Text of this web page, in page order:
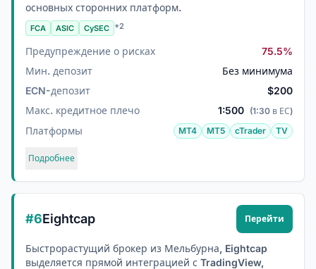
основных сторонних платформ.
FCA ASIC CySEC +2
Предупреждение о рисках
75.5%
Мин. депозит
Без минимума
ECN-депозит
$200
Макс. кредитное плечо
1:500 (1:30 в ЕС)
Платформы MT4 MT5 cTrader TV
Подробнее
#6Eightcap Перейти
Быстрорастущий брокер из Мельбурна, Eightcap
выделяется прямой интеграцией с TradingView,